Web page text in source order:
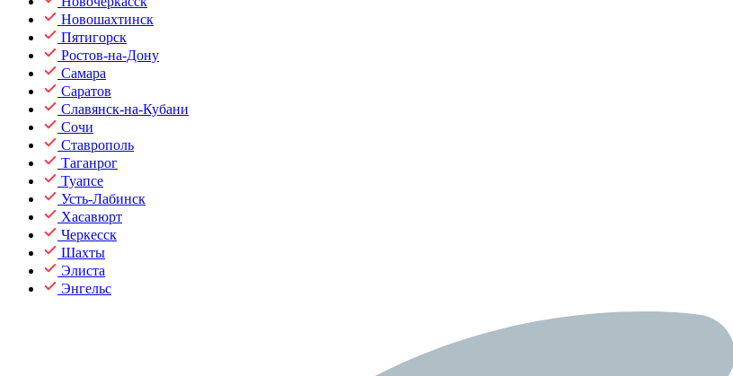
Новошахтинск
Пятигорск
Ростов-на-Дону
Самара
Саратов
Славянск-на-Кубани
Сочи
Ставрополь
Таганрог
Туапсе
Усть-Лабинск
Хасавюрт
Черкесск
Шахты
Элиста
Энгельс